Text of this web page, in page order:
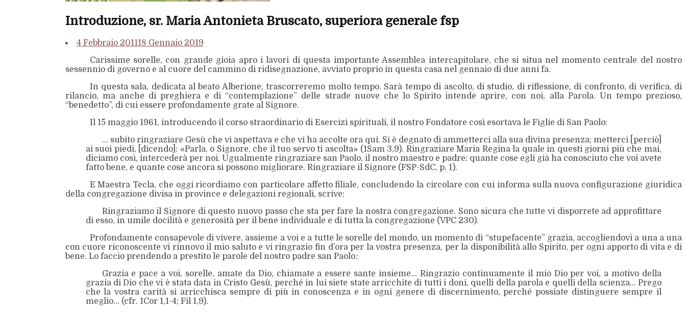
Introduzione, sr. Maria Antonieta Bruscato, superiora generale fsp
4 Febbraio 201118 Gennaio 2019
Carissime sorelle, con grande gioia apro i lavori di questa importante Assemblea intercapitolare, che si situa nel momento centrale del nostro
sessennio di governo e al cuore del cammino di ridisegnazione, avviato proprio in questa casa nel gennaio di due anni fa.
In questa sala, dedicata al beato Alberione, trascorreremo molto tempo. Sarà tempo di ascolto, di studio, di riflessione, di confronto, di verifica, di
rilancio, ma anche di preghiera e di “contemplazione” delle strade nuove che lo Spirito intende aprire, con noi, alla Parola. Un tempo prezioso,
“benedetto”, di cui essere profondamente grate al Signore.
Il 15 maggio 1961, introducendo il corso straordinario di Esercizi spirituali, il nostro Fondatore così esortava le Figlie di San Paolo:
… subito ringraziare Gesù che vi aspettava e che vi ha accolte ora qui. Si è degnato di ammetterci alla sua divina presenza; metterci [perciò]
ai suoi piedi, [dicendo]: «Parla, o Signore, che il tuo servo ti ascolta» (1Sam 3,9). Ringraziare Maria Regina la quale in questi giorni più che mai,
diciamo così, intercederà per noi. Ugualmente ringraziare san Paolo, il nostro maestro e padre: quante cose egli già ha conosciuto che voi avete
fatto bene, e quante cose ancora si possono migliorare. Ringraziare il Signore (FSP-SdC, p. 1).
E Maestra Tecla, che oggi ricordiamo con particolare affetto filiale, concludendo la circolare con cui informa sulla nuova configurazione giuridica
della congregazione divisa in province e delegazioni regionali, scrive:
Ringraziamo il Signore di questo nuovo passo che sta per fare la nostra congregazione. Sono sicura che tutte vi disporrete ad approfittare
di esso, in umile docilità e generosità per il bene individuale e di tutta la congregazione (VPC 230).
Profondamente consapevole di vivere, assieme a voi e a tutte le sorelle del mondo, un momento di “stupefacente” grazia, accogliendovi a una a una
con cuore riconoscente vi rinnovo il mio saluto e vi ringrazio fin d’ora per la vostra presenza, per la disponibilità allo Spirito, per ogni apporto di vita e di
bene. Lo faccio prendendo a prestito le parole del nostro padre san Paolo:
Grazia e pace a voi, sorelle, amate da Dio, chiamate a essere sante insieme… Ringrazio continuamente il mio Dio per voi, a motivo della
grazia di Dio che vi è stata data in Cristo Gesù, perché in lui siete state arricchite di tutti i doni, quelli della parola e quelli della scienza… Prego
che la vostra carità si arricchisca sempre di più in conoscenza e in ogni genere di discernimento, perché possiate distinguere sempre il
meglio… (cfr. 1Cor 1,1-4; Fil 1,9).